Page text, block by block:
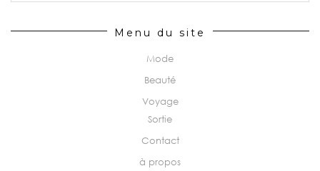
Menu du site
Mode
Beauté
Voyage
Sortie
Contact
à propos